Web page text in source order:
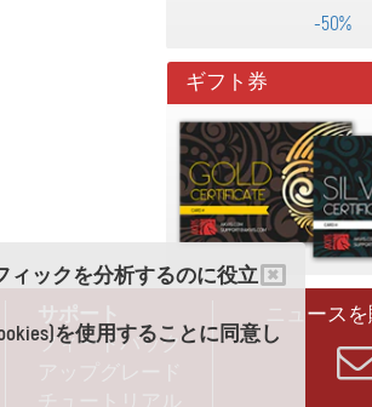
ィックを分析するのに役立
を使用することに同意し
-50%
ギフト券
フィードバック
ニュース